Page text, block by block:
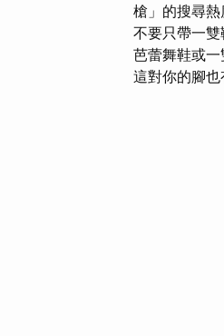
槍」的搜尋熱
不要只帶一雙
芭蕾舞鞋或一
這對你的腳也